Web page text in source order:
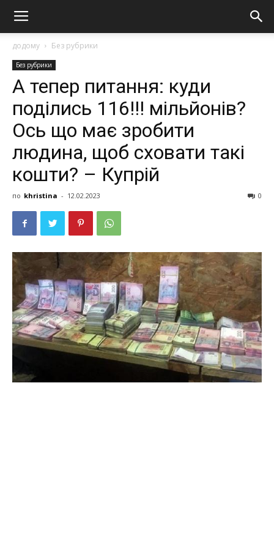
додому Без рубрики
Без рубрики
А тепер питання: куди
поділись 116!!! мільйонів?
Ось що має зробити
людина, щоб сховати такі
кошти? – Купрій
по khristina - 12.02.2023 0